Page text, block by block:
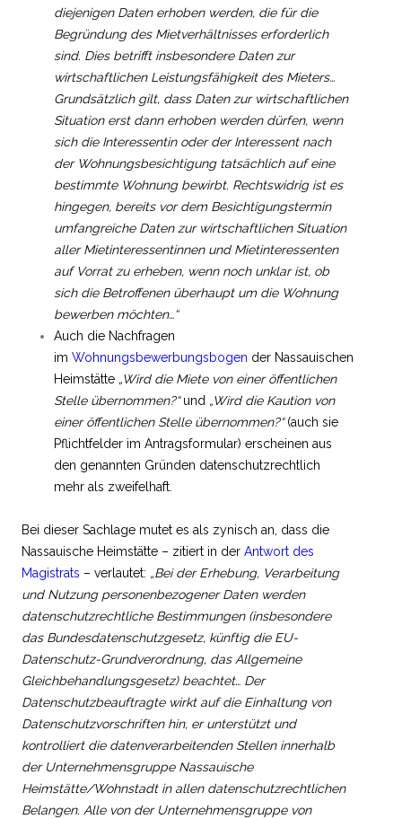
diejenigen Daten erhoben werden, die für die
Begründung des Mietverhältnisses erforderlich
sind. Dies betrifft insbesondere Daten zur
wirtschaftlichen Leistungsfähigkeit des Mieters…
Grundsätzlich gilt, dass Daten zur wirtschaftlichen
Situation erst dann erhoben werden dürfen, wenn
sich die Interessentin oder der Interessent nach
der Wohnungsbesichtigung tatsächlich auf eine
bestimmte Wohnung bewirbt. Rechtswidrig ist es
hingegen, bereits vor dem Besichtigungstermin
umfangreiche Daten zur wirtschaftlichen Situation
aller Mietinteressentinnen und Mietinteressenten
auf Vorrat zu erheben, wenn noch unklar ist, ob
sich die Betroffenen überhaupt um die Wohnung
bewerben möchten…“
Auch die Nachfragen
im Wohnungsbewerbungsbogen der Nassauischen
Heimstätte „Wird die Miete von einer öffentlichen
Stelle übernommen?“und „Wird die Kaution von
einer öffentlichen Stelle übernommen?“(auch sie
Pflichtfelder im Antragsformular) erscheinen aus
den genannten Gründen datenschutzrechtlich
mehr als zweifelhaft.
Bei dieser Sachlage mutet es als zynisch an, dass die
Nassauische Heimstätte – zitiert in der Antwort des
Magistrats – verlautet: „Bei der Erhebung, Verarbeitung
und Nutzung personenbezogener Daten werden
datenschutzrechtliche Bestimmungen (insbesondere
das Bundesdatenschutzgesetz, künftig die EU-
Datenschutz-Grundverordnung, das Allgemeine
Gleichbehandlungsgesetz) beachtet… Der
Datenschutzbeauftragte wirkt auf die Einhaltung von
Datenschutzvorschriften hin, er unterstützt und
kontrolliert die datenverarbeitenden Stellen innerhalb
der Unternehmensgruppe Nassauische
Heimstätte/Wohnstadt in allen datenschutzrechtlichen
Belangen. Alle von der Unternehmensgruppe von